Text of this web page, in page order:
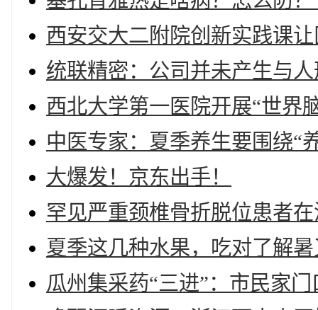
西安交大二附院创新实践课
统联精密：公司并未产生与
西北大学第一医院开展“世界
中医专家：夏季养生要围绕“
大爆发！京东出手！
罕见严重颈椎骨折脱位患者
夏季这几种水果，吃对了解
瓜州集采药“三进”：市民家